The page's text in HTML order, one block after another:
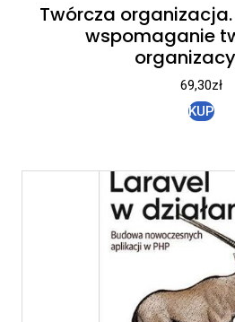
Twórcza
wspomaganie
69,30zł
KUP